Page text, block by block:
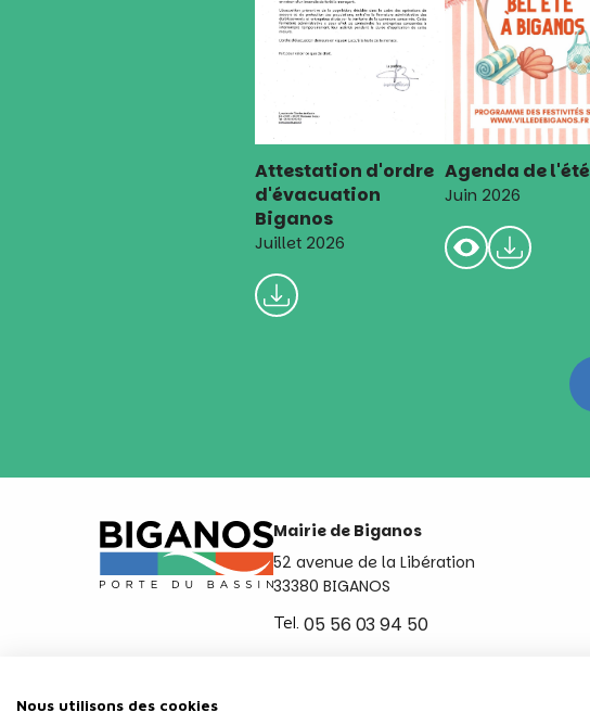
Attestation d'ordre
d'évacuation
Biganos
Juillet 2026
Agenda de l'été
Juin 2026
Mairie de Biganos
52 avenue de la Libération
33380 BIGANOS
Tel. 05 56 03 94 50
Nous utilisons des cookies